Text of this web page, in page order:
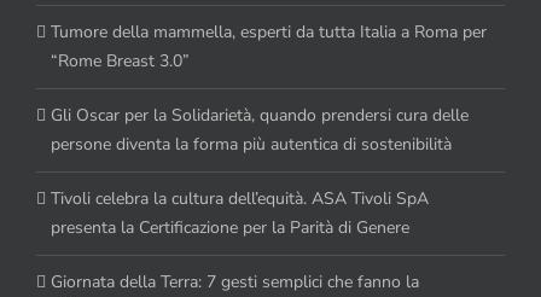
Tumore della mammella, esperti da tutta Italia a Roma per
“Rome Breast 3.0”
Gli Oscar per la Solidarietà, quando prendersi cura delle
persone diventa la forma più autentica di sostenibilità
Tivoli celebra la cultura dell’equità. ASA Tivoli SpA
presenta la Certificazione per la Parità di Genere
Giornata della Terra: 7 gesti semplici che fanno la